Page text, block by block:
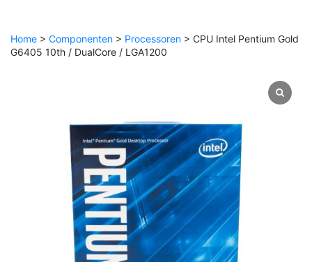
Home > Componenten > Processoren > CPU Intel Pentium Gold
G6405 10th / DualCore / LGA1200